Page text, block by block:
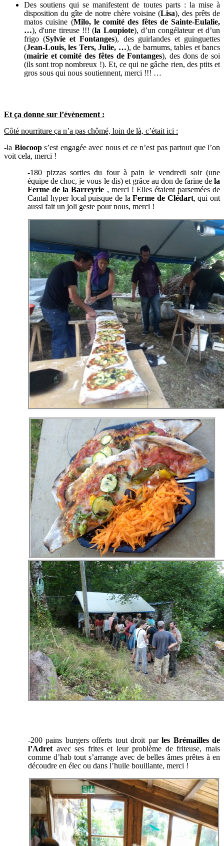
Des soutiens qui se manifestent de toutes parts : la mise à
disposition du gîte de notre chère voisine (Lisa), des prêts de
matos cuisine (Milo, le comité des fêtes de Sainte-Eulalie,
…), d'une tireuse !!! (la Loupiote), d’un congélateur et d’un
frigo (Sylvie et Fontanges), des guirlandes et guinguettes
(Jean-Louis, les Ters, Julie, …), de barnums, tables et bancs
(mairie et comité des fêtes de Fontanges), des dons de soi
(ils sont trop nombreux !). Et, ce qui ne gâche rien, des ptits et
gros sous qui nous soutiennent, merci !!! …
Et ça donne sur l’évènement :
Côté nourriture ça n’a pas chômé, loin de là, c’était ici :
-la Biocoops’est engagée avec nous et ce n’est pas partout que l’on
voit cela, merci !
-180 pizzas sorties du four à pain le vendredi soir (une
équipe de choc, je vous le dis) et grâce au don de farine de la
Ferme de la Barreyrie , merci ! Elles étaient parsemées de
Cantal hyper local puisque de laFerme de Clédart, qui ont
aussi fait un joli geste pour nous, merci !
-200 pains burgers offerts tout droit parles Brémailles de
l’Adret avec ses frites et leur problème de friteuse, mais
comme d’hab tout s’arrange avec de belles âmes prêtes à en
découdre en élec ou dans l’huile bouillante, merci !